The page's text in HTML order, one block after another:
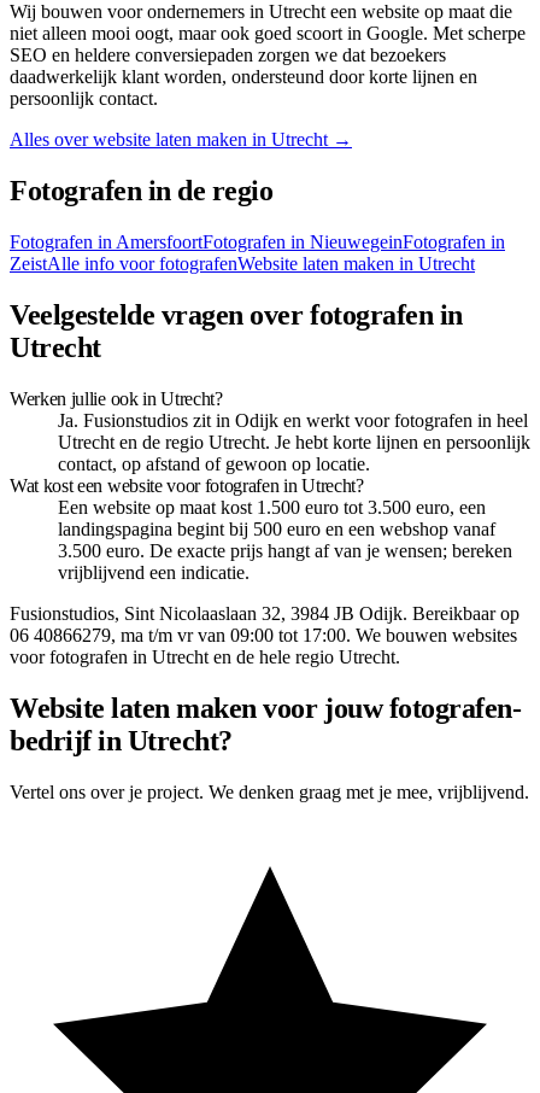
Wij bouwen voor ondernemers in Utrecht een website op maat die
niet alleen mooi oogt, maar ook goed scoort in Google. Met scherpe
SEO en heldere conversiepaden zorgen we dat bezoekers
daadwerkelijk klant worden, ondersteund door korte lijnen en
persoonlijk contact.
Alles over website laten maken in Utrecht→
Fotografenin de regio
Fotografen in AmersfoortFotografen in NieuwegeinFotografen in
ZeistAlle info voorfotografenWebsite laten maken in Utrecht
Veelgestelde vragen over fotografen in
Utrecht
Werken jullie ook in Utrecht?
Ja. Fusionstudios zit in Odijk en werkt voor fotografen in heel
Utrecht en de regio Utrecht. Je hebt korte lijnen en persoonlijk
contact, op afstand of gewoon op locatie.
Wat kost een website voor fotografen in Utrecht?
Een website op maat kost 1.500 euro tot 3.500 euro, een
landingspagina begint bij 500 euro en een webshop vanaf
3.500 euro. De exacte prijs hangt af van je wensen; bereken
vrijblijvend een indicatie.
Fusionstudios, Sint Nicolaaslaan 32, 3984 JB Odijk. Bereikbaar op
06 40866279, ma t/m vr van 09:00 tot 17:00. We bouwen websites
voorfotografen in Utrecht en de hele regio Utrecht.
Website laten maken voor jouw fotografen-
bedrijf in Utrecht?
Vertel ons over je project. We denken graag met je mee, vrijblijvend.